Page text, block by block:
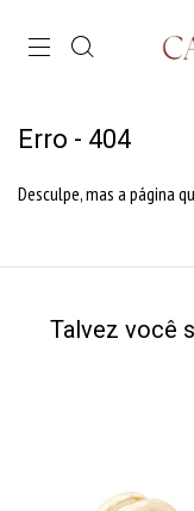
Erro - 404
Desculpe, mas a página
Talvez você